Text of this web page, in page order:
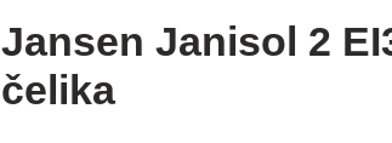
Jansen Janisol 2
čelika